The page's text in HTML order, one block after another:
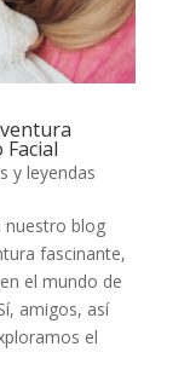
y leyendas
nuestro blog
fascinante,
el mundo de
amigos, así
el